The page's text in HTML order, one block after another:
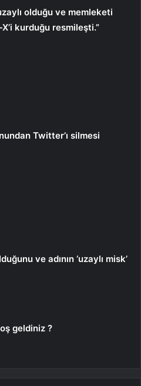
olduğu ve memleketi
kurduğu resmileşti.”
Twitter’ı silmesi
ve adının ‘uzaylı misk’
geldiniz ?